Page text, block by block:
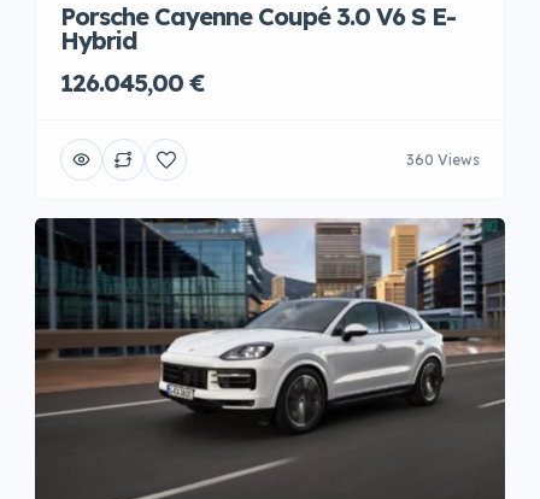
Porsche Cayenne Coupé 3.0 V6 S E-
Hybrid
126.045,00 €
360 Views